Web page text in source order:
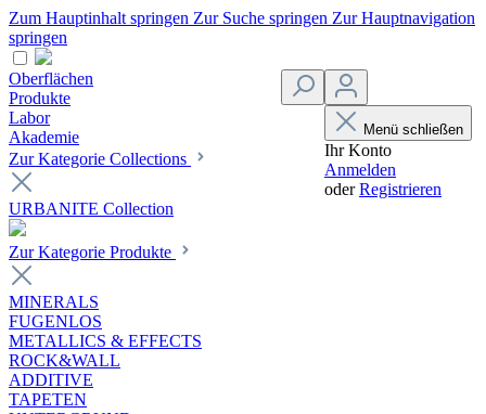
Zum Hauptinhalt springen Zur Suche springen Zur Hauptnavigation
springen
Oberflächen
Produkte
Labor
Akademie
Zur Kategorie Collections
URBANITE Collection
Zur Kategorie Produkte
MINERALS
FUGENLOS
METALLICS & EFFECTS
ROCK&WALL
ADDITIVE
TAPETEN
Menü schließen
Ihr Konto
Anmelden
oderRegistrieren